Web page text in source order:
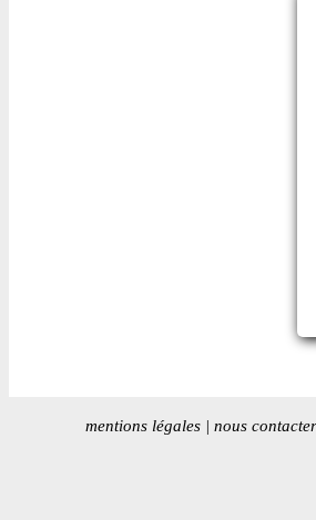
mentions légales | nous contacter